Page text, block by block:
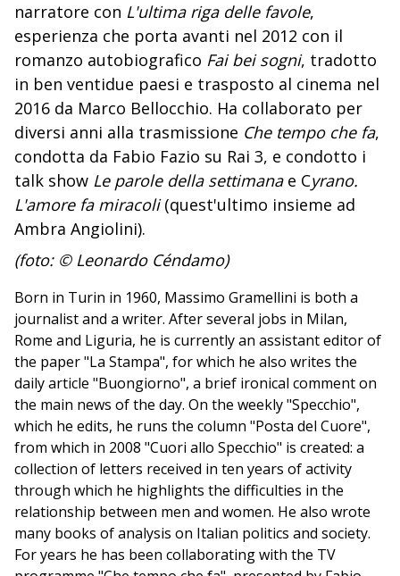
narratore con L'ultima riga delle favole,
esperienza che porta avanti nel 2012 con il
romanzo autobiografico Fai bei sogni, tradotto
in ben ventidue paesi e trasposto al cinema nel
2016 da Marco Bellocchio. Ha collaborato per
diversi anni alla trasmissione Che tempo che fa,
condotta da Fabio Fazio su Rai 3, e condotto i
talk show Le parole della settimanae Cyrano.
L'amore fa miracoli(quest'ultimo insieme ad
Ambra Angiolini).
(foto: © Leonardo Céndamo)
Born in Turin in 1960, Massimo Gramellini is both a
journalist and a writer. After several jobs in Milan,
Rome and Liguria, he is currently an assistant editor of
the paper "La Stampa", for which he also writes the
daily article "Buongiorno", a brief ironical comment on
the main news of the day. On the weekly "Specchio",
which he edits, he runs the column "Posta del Cuore",
from which in 2008 "Cuori allo Specchio" is created: a
collection of letters received in ten years of activity
through which he highlights the difficulties in the
relationship between men and women. He also wrote
many books of analysis on Italian politics and society.
For years he has been collaborating with the TV